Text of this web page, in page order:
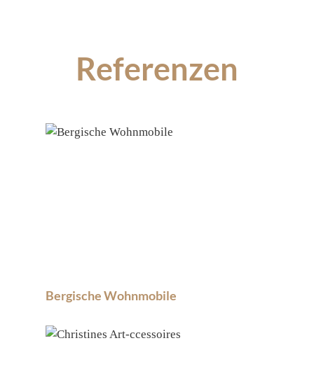
Referenzen
Produktgalerie überspringen
Bergische Wohnmobile